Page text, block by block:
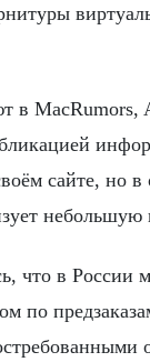
в MacRumors,
сайте, но
небольшую
что в России
по